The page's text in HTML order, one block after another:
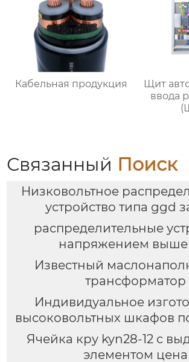
Кабельная продукция
Щит
ввода
Связанный Поиск
Низковольтное
устройство типа ggd
распределительные
напряжением выше
Известный
трансформатор
Индивидуальное
высоковольтных шкафов
Ячейка кру kyn28-12 с
элементом цена